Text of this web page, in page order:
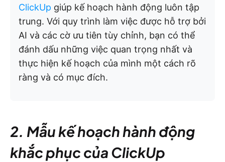
ClickUp giúp kế hoạch hành động luôn tập
trung. Với quy trình làm việc được hỗ trợ bởi
AI và các cờ ưu tiên tùy chỉnh, bạn có thể
đánh dấu những việc quan trọng nhất và
thực hiện kế hoạch của mình một cách rõ
ràng và có mục đích.
2. Mẫu kế hoạch hành động
khắc phục của ClickUp